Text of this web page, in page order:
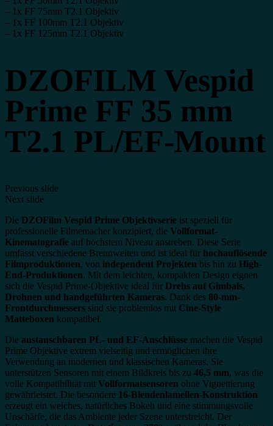
– 1x FF 75mm T2.1 Objektiv
– 1x FF 100mm T2.1 Objektiv
– 1x FF 125mm T2.1 Objektiv
DZOFILM Vespid
Prime FF 35 mm
T2.1 PL/EF-Mount
Previous slide
Next slide
Die DZOFilm Vespid Prime Objektivserie ist speziell für
professionelle Filmemacher konzipiert, die Vollformat-
Kinematografie auf höchstem Niveau anstreben. Diese Serie
umfasst verschiedene Brennweiten und ist ideal für hochauflösende
Filmproduktionen, von independent Projekten bis hin zu High-
End-Produktionen. Mit dem leichten, kompakten Design eignen
sich die Vespid Prime-Objektive ideal für Drehs auf Gimbals,
Drohnen und handgeführten Kameras. Dank des 80-mm-
Frontdurchmessers sind sie problemlos mit Cine-Style
Matteboxen kompatibel.
Die austauschbaren PL- und EF-Anschlüsse machen die Vespid
Prime Objektive extrem vielseitig und ermöglichen ihre
Verwendung an modernen und klassischen Kameras. Sie
unterstützen Sensoren mit einem Bildkreis bis zu 46,5 mm, was die
volle Kompatibilität mit Vollformatsensoren ohne Vignettierung
gewährleistet. Die besondere 16-Blendenlamellen-Konstruktion
erzeugt ein weiches, natürliches Bokeh und eine stimmungsvolle
Unschärfe, die das Ambiente jeder Szene unterstreicht. Der